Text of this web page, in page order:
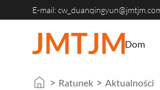
E-mail:
Dom
> Ratunek > Aktualności